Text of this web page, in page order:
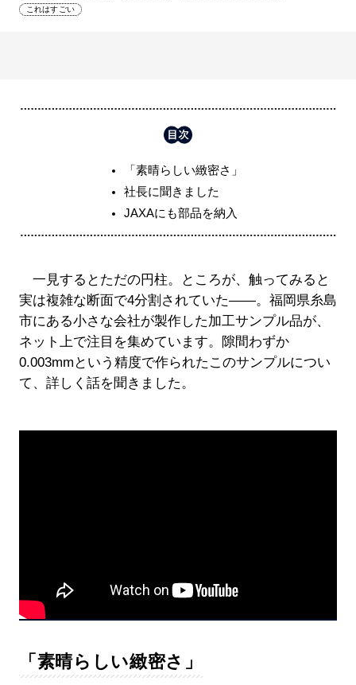
これはすごい
「素晴らしい緻密さ」
社長に聞きました
JAXAにも部品を納入
一見するとただの円柱。ところが、触ってみると
実は複雑な断面で4分割されていた――。福岡県糸島
市にある小さな会社が製作した加工サンプル品が、
ネット上で注目を集めています。隙間わずか
0.003mmという精度で作られたこのサンプルについ
て、詳しく話を聞きました。
「素晴らしい緻密さ」